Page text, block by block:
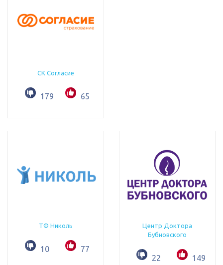
СК Согласие
179 65
ТФ Николь
10 77
Центр Доктора
Бубновского
22 149